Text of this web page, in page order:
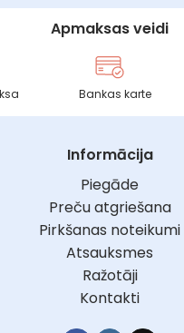
Apmaksas veidi
Bankas karte
Informācija
Piegāde
Preču atgriešana
Pirkšanas noteikumi
Atsauksmes
Ražotāji
Kontakti